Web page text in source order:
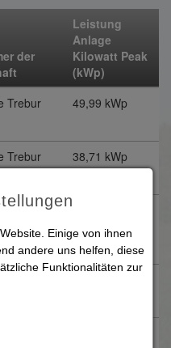
der
Leistung
Anlage
Kilowatt Peak
(kWp)
Trebur 49,99 kWp
Trebur 38,71 kWp
Trebur
Einige von ihnen
andere uns helfen, diese
Funktionalitäten zur